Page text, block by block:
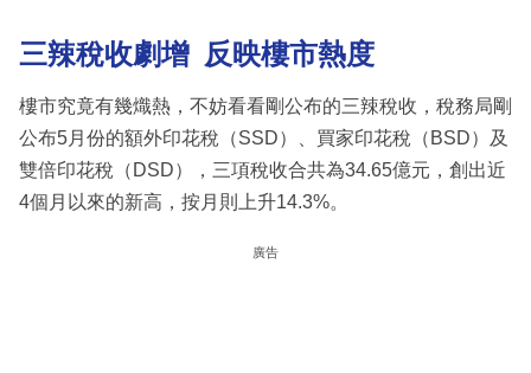
三辣稅收劇增 反映樓市熱度
樓市究竟有幾熾熱，不妨看看剛公布的三辣稅收，稅務局剛
公布5月份的額外印花稅（SSD）、買家印花稅（BSD）及
雙倍印花稅（DSD），三項稅收合共為34.65億元，創出近
4個月以來的新高，按月則上升14.3%。
廣告